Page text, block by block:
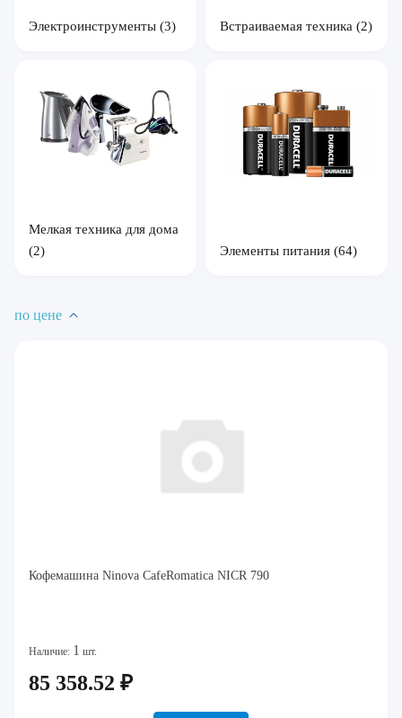
Электроинструменты (3) Встраиваемая техника (2)
Мелкая техника для дома
(2)
Элементы питания (64)
по цене
Кофемашина Ninova CafeRomatica NICR 790
Наличие: 1 шт.
85 358.52 ₽